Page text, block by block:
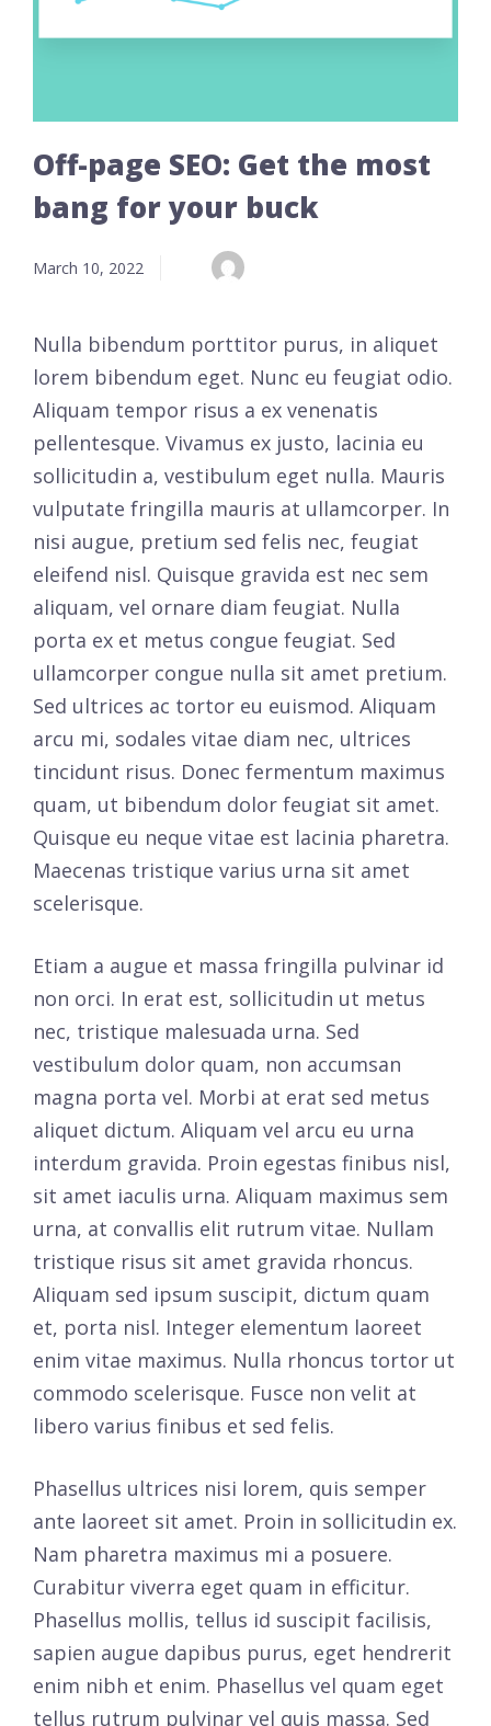
Off-page SEO: Get the most
bang for your buck
March 10, 2022
Nulla bibendum porttitor purus, in aliquet
lorem bibendum eget. Nunc eu feugiat odio.
Aliquam tempor risus a ex venenatis
pellentesque. Vivamus ex justo, lacinia eu
sollicitudin a, vestibulum eget nulla. Mauris
vulputate fringilla mauris at ullamcorper. In
nisi augue, pretium sed felis nec, feugiat
eleifend nisl. Quisque gravida est nec sem
aliquam, vel ornare diam feugiat. Nulla
porta ex et metus congue feugiat. Sed
ullamcorper congue nulla sit amet pretium.
Sed ultrices ac tortor eu euismod. Aliquam
arcu mi, sodales vitae diam nec, ultrices
tincidunt risus. Donec fermentum maximus
quam, ut bibendum dolor feugiat sit amet.
Quisque eu neque vitae est lacinia pharetra.
Maecenas tristique varius urna sit amet
scelerisque.
Etiam a augue et massa fringilla pulvinar id
non orci. In erat est, sollicitudin ut metus
nec, tristique malesuada urna. Sed
vestibulum dolor quam, non accumsan
magna porta vel. Morbi at erat sed metus
aliquet dictum. Aliquam vel arcu eu urna
interdum gravida. Proin egestas finibus nisl,
sit amet iaculis urna. Aliquam maximus sem
urna, at convallis elit rutrum vitae. Nullam
tristique risus sit amet gravida rhoncus.
Aliquam sed ipsum suscipit, dictum quam
et, porta nisl. Integer elementum laoreet
enim vitae maximus. Nulla rhoncus tortor ut
commodo scelerisque. Fusce non velit at
libero varius finibus et sed felis.
Phasellus ultrices nisi lorem, quis semper
ante laoreet sit amet. Proin in sollicitudin ex.
Nam pharetra maximus mi a posuere.
Curabitur viverra eget quam in efficitur.
Phasellus mollis, tellus id suscipit facilisis,
sapien augue dapibus purus, eget hendrerit
enim nibh et enim. Phasellus vel quam eget
tellus rutrum pulvinar vel quis massa. Sed